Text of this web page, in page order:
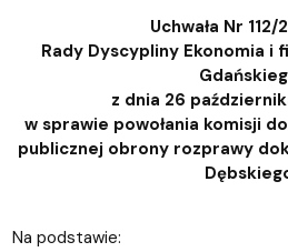
Uchwała Nr 112/
Rady Dyscypliny Ekonomia i
z dnia 26
w sprawie powołania komisji
publicznej obrony rozprawy
Na podstawie: